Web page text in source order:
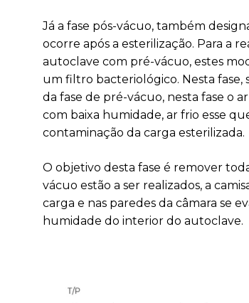
Já a fase pós-vácuo, também
ocorre após a esterilização. Para a
autoclave com pré-vácuo, estes
um filtro bacteriológico. Nesta fase,
da fase de pré-vácuo, nesta fase o
com baixa humidade, ar frio esse
contaminação da carga esterilizada.
O objetivo desta fase é remover
vácuo estão a ser realizados, a
carga e nas paredes da câmara se
humidade do interior do autoclave.